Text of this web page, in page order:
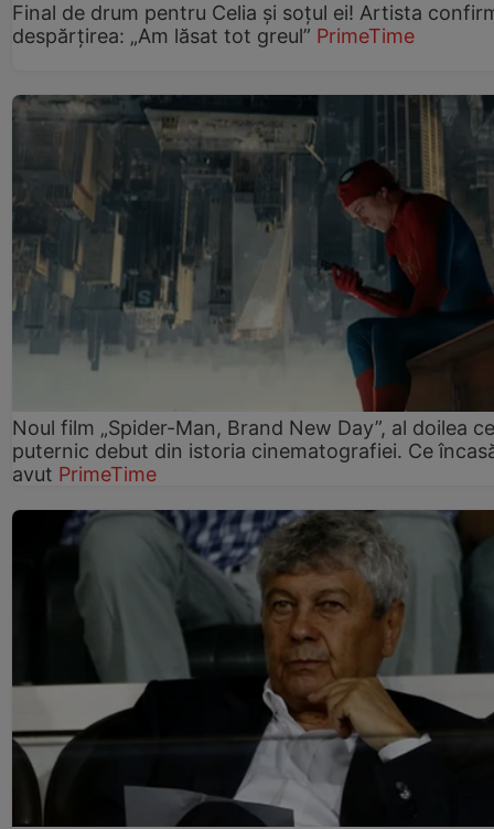
Final de drum pentru Celia și soțul ei! Artista
despărțirea: „Am lăsat tot greul” PrimeTime
Noul film „Spider-Man, Brand New Day”, al doilea
puternic debut din istoria cinematografiei. Ce
avut PrimeTime